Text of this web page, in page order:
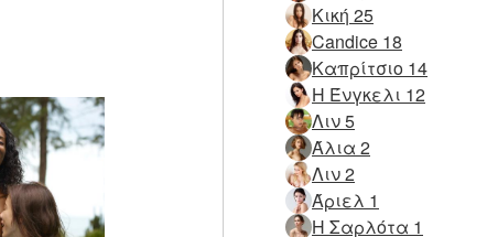
Κική 25
Candice 18
Καπρίτσιο 14
Η Ένγκελι 12
Λιν 5
Άλια 2
Λιν 2
Άριελ 1
Η Σαρλότα 1